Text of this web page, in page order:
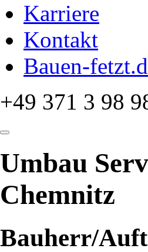
Karriere
Kontakt
Bauen-
+49 371 3 98
Umbau
Chemnitz
Bauherr/